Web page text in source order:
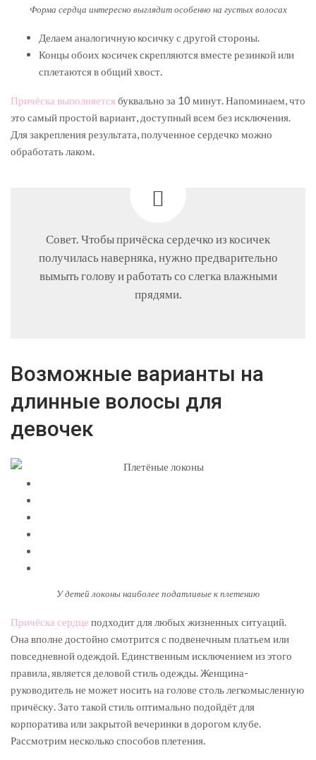
Форма сердца интересно выглядит особенно на густых волосах
Делаем аналогичную косичку с другой стороны.
Концы обоих косичек скрепляются вместе резинкой или
сплетаются в общий хвост.
Причёска выполняется буквально за 10 минут. Напоминаем, что
это самый простой вариант, доступный всем без исключения.
Для закрепления результата, полученное сердечко можно
обработать лаком.
Совет. Чтобы причёска сердечко из косичек
получилась наверняка, нужно предварительно
вымыть голову и работать со слегка влажными
прядями.
Возможные варианты на
длинные волосы для
девочек
У детей локоны наиболее податливые к плетению
Причёска сердце подходит для любых жизненных ситуаций.
Она вполне достойно смотрится с подвенечным платьем или
повседневной одеждой. Единственным исключением из этого
правила, является деловой стиль одежды. Женщина-
руководитель не может носить на голове столь легкомысленную
причёску. Зато такой стиль оптимально подойдёт для
корпоратива или закрытой вечеринки в дорогом клубе.
Рассмотрим несколько способов плетения.